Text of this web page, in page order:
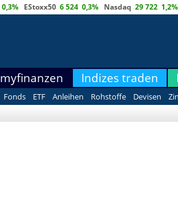
0,3% EStoxx50 6 524 0,3% Nasdaq 29 722 1,2%
myfinanzen Indizes traden
Fonds ETF Anleihen Rohstoffe Devisen